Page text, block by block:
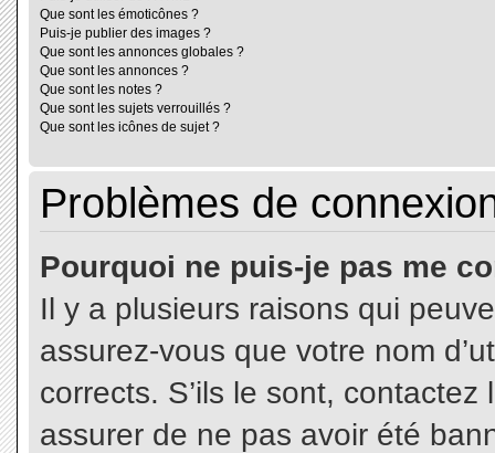
Que sont les émoticônes ?
Puis-je publier des images ?
Que sont les annonces globales ?
Que sont les annonces ?
Que sont les notes ?
Que sont les sujets verrouillés ?
Que sont les icônes de sujet ?
Problèmes de
Pourquoi ne puis-je pas me
Il y a plusieurs raisons qui
assurez-vous que votre nom
corrects. S’ils le sont,
assurer de ne pas avoir été